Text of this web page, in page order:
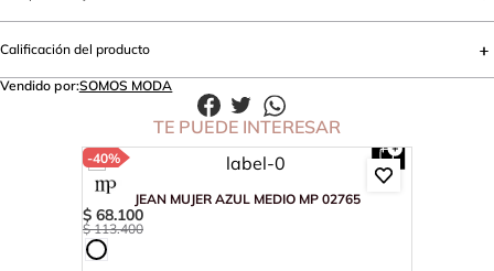
Calificación del producto
Vendido por:SOMOS MODA
TE PUEDE INTERESAR
-40%
JEAN MUJER AZUL MEDIO MP 02765
$ 68.100
$ 113.400